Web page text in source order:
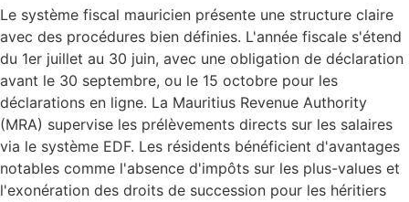
Le système fiscal mauricien présente une structure claire
avec des procédures bien définies. L'année fiscale s'étend
du 1er juillet au 30 juin, avec une obligation de déclaration
avant le 30 septembre, ou le 15 octobre pour les
déclarations en ligne. La Mauritius Revenue Authority
(MRA) supervise les prélèvements directs sur les salaires
via le système EDF. Les résidents bénéficient d'avantages
notables comme l'absence d'impôts sur les plus-values et
l'exonération des droits de succession pour les héritiers